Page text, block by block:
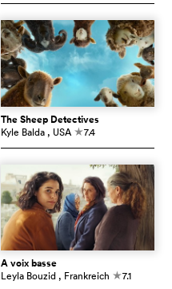
The Sheep Detectives
Kyle Balda , USA c7.4
À voix basse
Leyla Bouzid , Frankreich c7.1